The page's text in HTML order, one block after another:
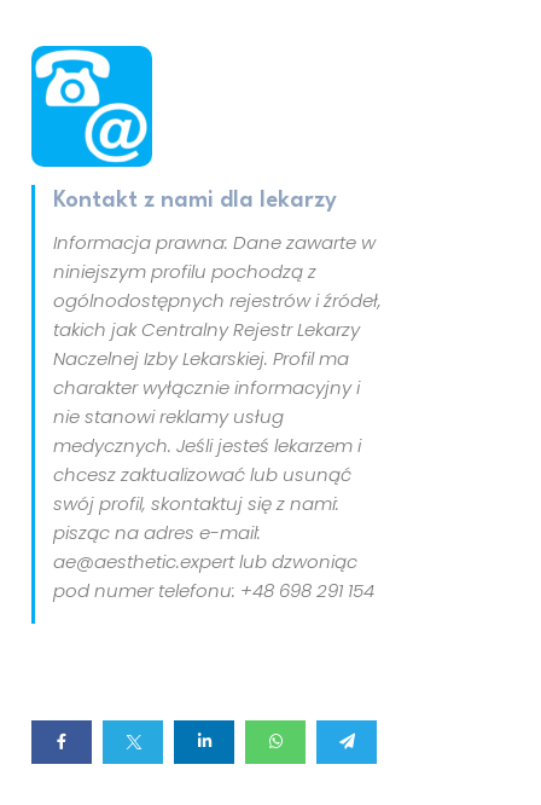
Kontakt z nami dla lekarzy
Informacja prawna: Dane zawarte w
niniejszym profilu pochodzą z
ogólnodostępnych rejestrów i źródeł,
takich jak Centralny Rejestr Lekarzy
Naczelnej Izby Lekarskiej. Profil ma
charakter wyłącznie informacyjny i
nie stanowi reklamy usług
medycznych. Jeśli jesteś lekarzem i
chcesz zaktualizować lub usunąć
swój profil, skontaktuj się z nami:
pisząc na adres e-mail:
ae@aesthetic.expert lub dzwoniąc
pod numer telefonu: +48 698 291 154